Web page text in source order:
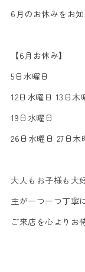
6月のお休みをお
【6月お休み】
5日水曜日
12日水曜日 13日木
19日水曜日
26日水曜日 27日木
大人もお子様も大
主が一つ一つ丁寧
ご来店を心よりお